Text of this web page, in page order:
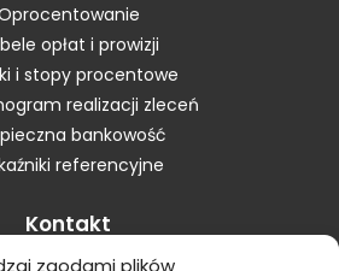
zgodami plików
opłat i prowizji
i stopy procentowe
realizacji zleceń
bankowość
referencyjne
Kontakt